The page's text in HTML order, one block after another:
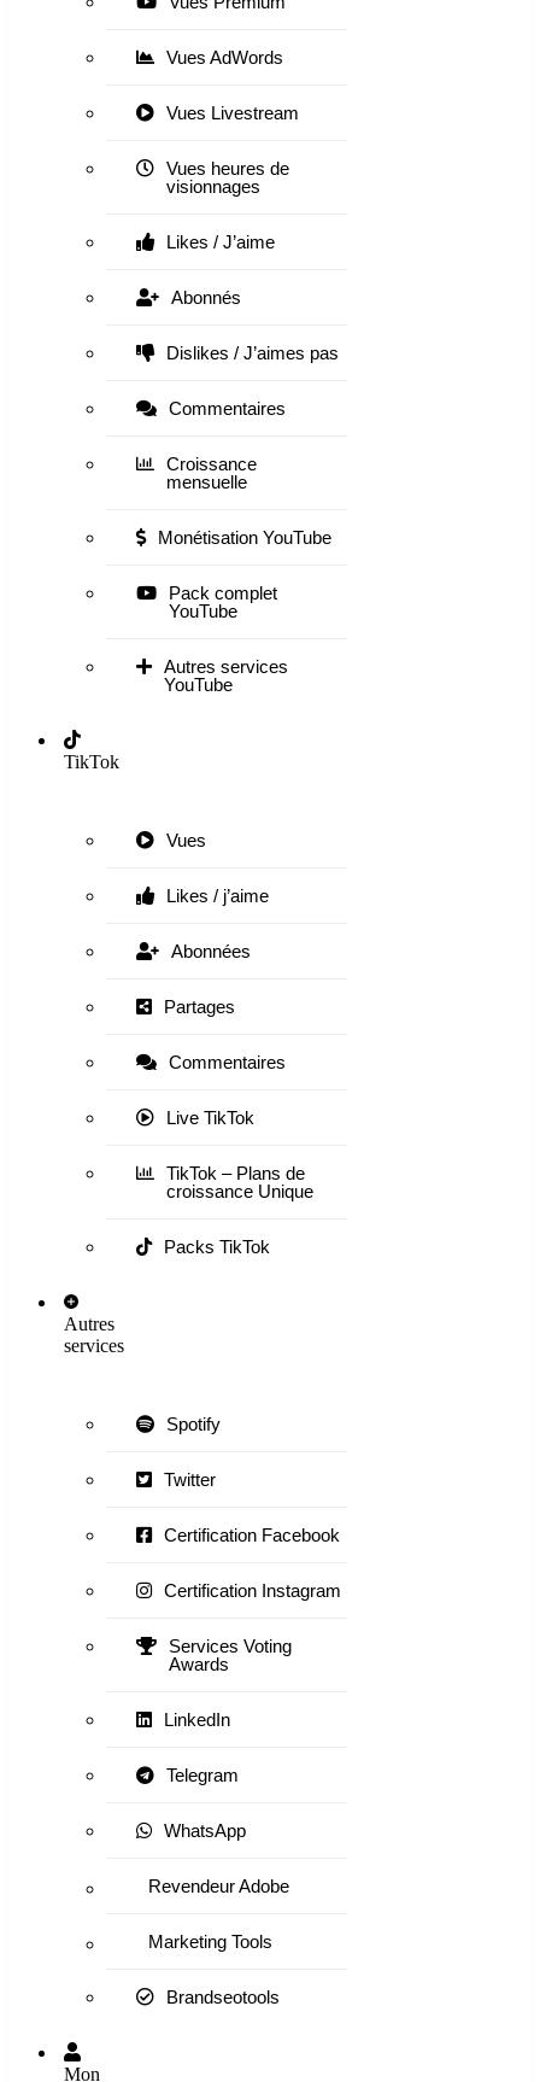
Vues AdWords
Vues Livestream
Vues heures de
visionnages
Likes / J’aime
Abonnés
Dislikes / J’aimes pas
Commentaires
Croissance
mensuelle
Monétisation YouTube
Pack complet
YouTube
Autres services
YouTube
TikTok
Vues
Likes / j’aime
Abonnées
Partages
Commentaires
Live TikTok
TikTok – Plans de
croissance Unique
Packs TikTok
Autres
services
Spotify
Twitter
Certification Facebook
Certification Instagram
Services Voting
Awards
LinkedIn
Telegram
WhatsApp
Revendeur Adobe
Marketing Tools
Brandseotools
Mon